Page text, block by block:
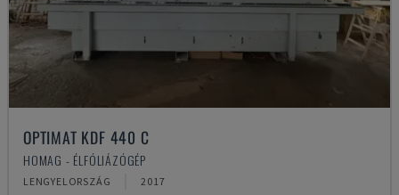
OPTIMAT KDF 440 C
HOMAG - ÉLFÓLIÁZÓGÉP
LENGYELORSZÁG 2017